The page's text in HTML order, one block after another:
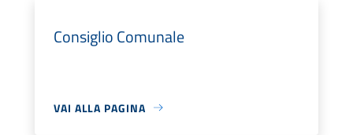
Consiglio Comunale
VAI ALLA PAGINA